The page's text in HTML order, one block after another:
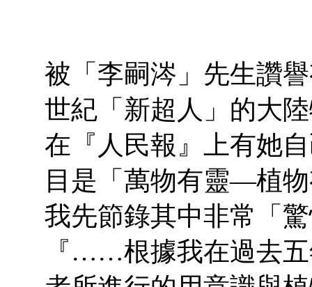
被「李嗣涔」先生讚
世紀「新超人」的大
在『人民報』上有她
目是「萬物有靈—植
我先節錄其中非常「
『……根據我在過去